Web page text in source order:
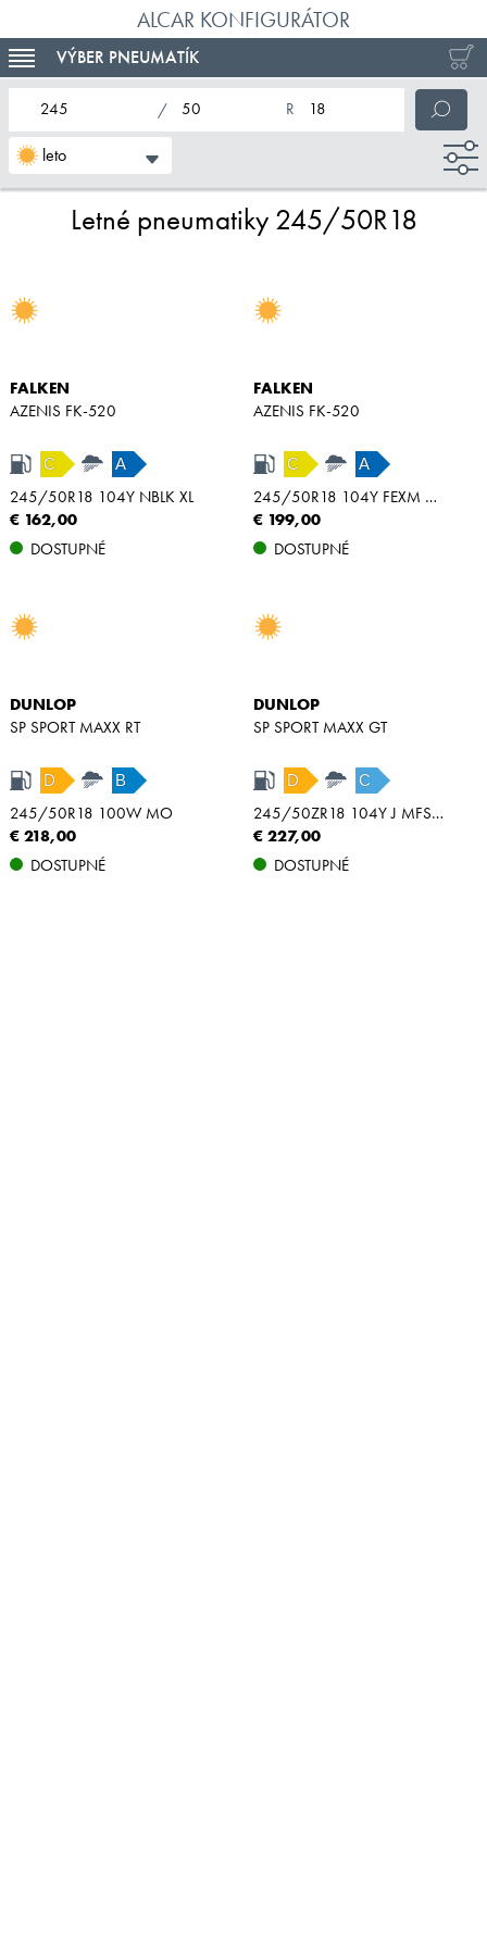
ALCAR KONFIGURÁTOR
TOGGLE NAVIGATION
VÝBER PNEUMATÍK
leto
nominálna šírka pneumatiky
profil pneumatiky
nominálny priemer pneumatiky
Letné pneumatiky 245/50R18
FALKEN
AZENIS FK-520
C A
245/50R18 104Y NBLK XL
€ 162,00
DOSTUPNÉ
FALKEN
AZENIS FK-520
C A
245/50R18 104Y FEXM MFS NBLK XL
€ 199,00
DOSTUPNÉ
DUNLOP
SP SPORT MAXX RT
D B
245/50R18 100W MO
€ 218,00
DOSTUPNÉ
DUNLOP
SP SPORT MAXX GT
D C
245/50ZR18 104Y J MFS XL
€ 227,00
DOSTUPNÉ